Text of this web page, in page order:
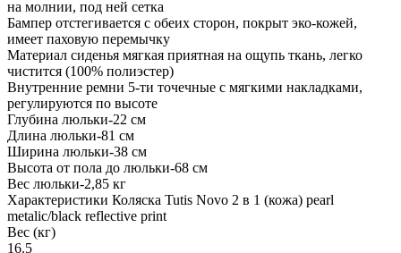
на молнии, под ней сетка
Бампер отстегивается с обеих сторон, покрыт эко-кожей,
имеет паховую перемычку
Материал сиденья мягкая приятная на ощупь ткань, легко
чистится (100% полиэстер)
Внутренние ремни 5-ти точечные с мягкими накладками,
регулируются по высоте
Глубина люльки-22 см
Длина люльки-81 см
Ширина люльки-38 см
Высота от пола до люльки-68 см
Вес люльки-2,85 кг
Характеристики Коляска Tutis Novo 2 в 1 (кожа) pearl
metalic/black reflective print
Вес (кг)
16.5